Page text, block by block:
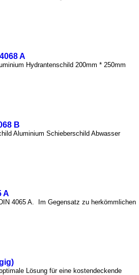
A
Hydrantenschild 200mm * 250mm
B
Aluminium Schieberschild Abwasser
A
4065 A. Im Gegensatz zu herkömmlichen
Lösung für eine kostendeckende